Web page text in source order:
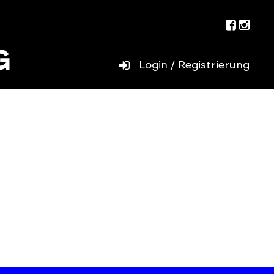
Login / Registrierung